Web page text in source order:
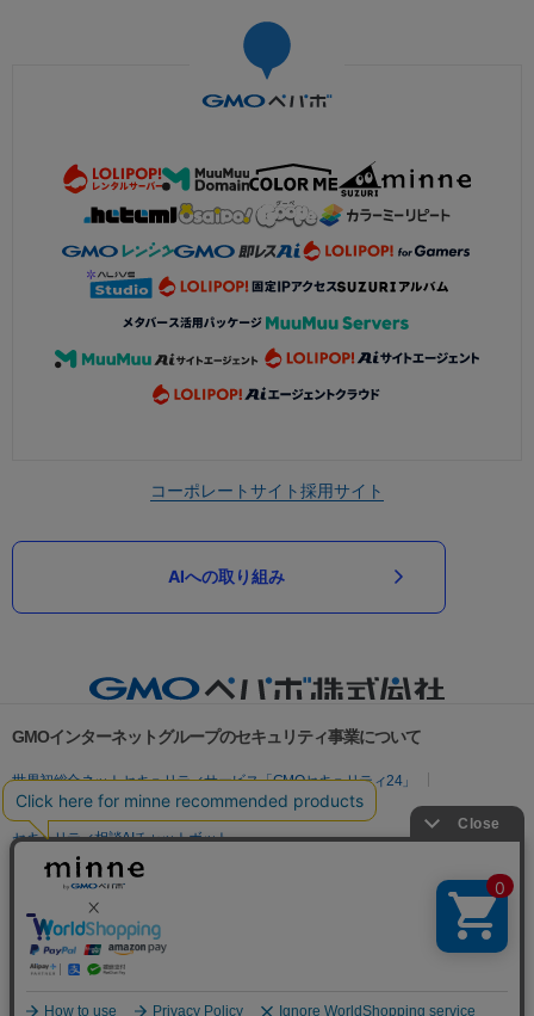
コーポレートサイト採用サイト
AIへの取り組み
GMOインターネットグループのセキュリティ事業について
世界初総合ネットセキュリティサービス「GMOセキュリティ24」
パスワード漏洩診断
Webサイトリスク診断
セキュリティ相談AIチャットボット
実在証明・盗聴対策
サイバー攻撃対策（GMO Flatt Security）
セキュリティ事業の軌跡